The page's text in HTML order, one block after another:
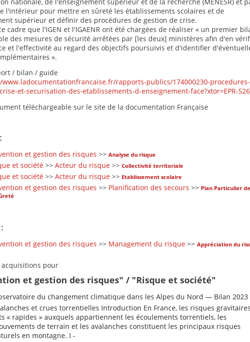
l'intérieur pour mettre en sûreté les établissements scolaires et de
supérieur et définir des procédures de gestion de crise.
cadre que l'IGEN et l'IGAENR ont été chargées de réaliser « un premier
des mesures de sécurité arrêtées par [les deux] ministères afin d'en
et l'effectivité au regard des objectifs poursuivis et d'identifier
».
/ bilan / guide
rapports-publics/174000230-
et-securisation-des-etablissements-d-enseignement-face?xtor=EPR-526
téléchargeable sur le site de la documentation Française
et gestion des risques >> Analyse du risque
et société >> Acteur du risque >> Collectivité territoriale
et société >> Acteur du risque >> Etablissement scolaire
et gestion des risques >> Planification des secours >> Plan Particulier
et gestion des risques >> Management du risque >> Appréciation du
acquisitions pour
et gestion des risques" / "Risque et société"
du changement climatique dans les Alpes du Nord — Bilan 2023
et crues torrentielles Introduction En France, les risques gravitaires
« rapides » auxquels appartiennent les écoulements torrentiels, les
de terrain et les avalanches constituent les principaux risques
en montagne. I -